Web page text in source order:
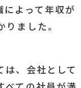
によって年収が
ました。
は、会社として